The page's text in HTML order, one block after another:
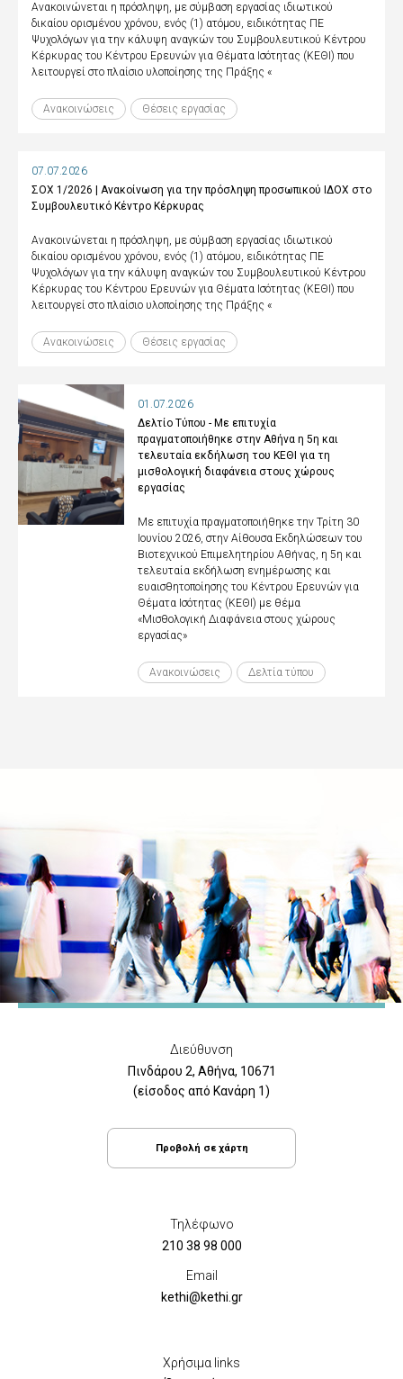
Ανακοινώνεται η πρόσληψη, με σύμβαση εργασίας ιδιωτικού
δικαίου ορισμένου χρόνου, ενός (1) ατόμου, ειδικότητας ΠΕ
Ψυχολόγων για την κάλυψη αναγκών του Συμβουλευτικού Κέντρου
Κέρκυρας του Κέντρου Ερευνών για Θέματα Ισότητας (ΚΕΘΙ) που
λειτουργεί στο πλαίσιο υλοποίησης της Πράξης «
Ανακοινώσεις Θέσεις εργασίας
07.07.2026
ΣΟΧ 1/2026 | Ανακοίνωση για την πρόσληψη προσωπικού ΙΔΟΧ στο
Συμβουλευτικό Κέντρο Κέρκυρας
Ανακοινώνεται η πρόσληψη, με σύμβαση εργασίας ιδιωτικού
δικαίου ορισμένου χρόνου, ενός (1) ατόμου, ειδικότητας ΠΕ
Ψυχολόγων για την κάλυψη αναγκών του Συμβουλευτικού Κέντρου
Κέρκυρας του Κέντρου Ερευνών για Θέματα Ισότητας (ΚΕΘΙ) που
λειτουργεί στο πλαίσιο υλοποίησης της Πράξης «
Ανακοινώσεις Θέσεις εργασίας
01.07.2026
Δελτίο Τύπου - Με επιτυχία
πραγματοποιήθηκε στην Αθήνα η 5η και
τελευταία εκδήλωση του ΚΕΘΙ για τη
μισθολογική διαφάνεια στους χώρους
εργασίας
Με επιτυχία πραγματοποιήθηκε την Τρίτη 30
Ιουνίου 2026, στην Αίθουσα Εκδηλώσεων του
Βιοτεχνικού Επιμελητηρίου Αθήνας, η 5η και
τελευταία εκδήλωση ενημέρωσης και
ευαισθητοποίησης του Κέντρου Ερευνών για
Θέματα Ισότητας (ΚΕΘΙ) με θέμα
«Μισθολογική Διαφάνεια στους χώρους
εργασίας»
Ανακοινώσεις Δελτία τύπου
Διεύθυνση
Πινδάρου 2, Αθήνα, 10671
(είσοδος από Κανάρη 1)
Προβολή σε χάρτη
Τηλέφωνο
210 38 98 000
Email
kethi@kethi.gr
Χρήσιμα links